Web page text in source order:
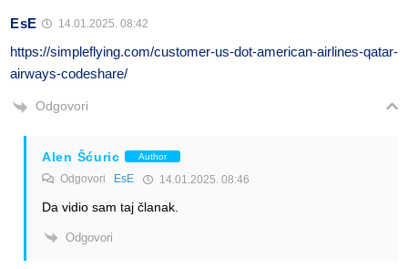
EsE 14.01.2025. 08:42
https://simpleflying.com/customer-us-dot-american-airlines-qatar-
airways-codeshare/
Odgovori
Alen Šćuric Author
Odgovori EsE 14.01.2025. 08:46
Da vidio sam taj članak.
Odgovori